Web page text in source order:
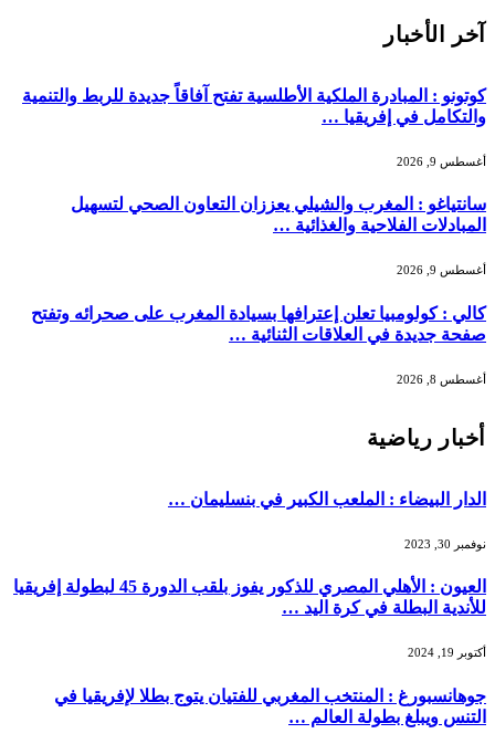
آخر الأخبار
كوتونو : المبادرة الملكية الأطلسية تفتح آفاقاً جديدة للربط والتنمية
والتكامل في إفريقيا …
أغسطس 9, 2026
سانتياغو : المغرب والشيلي يعززان التعاون الصحي لتسهيل
المبادلات الفلاحية والغذائية …
أغسطس 9, 2026
كالي : كولومبيا تعلن إعترافها بسيادة المغرب على صحرائه وتفتح
صفحة جديدة في العلاقات الثنائية …
أغسطس 8, 2026
أخبار رياضية
الدار البيضاء : الملعب الكبير في بنسليمان …
نوفمبر 30, 2023
العيون : الأهلي المصري للذكور يفوز بلقب الدورة 45 لبطولة إفريقيا
للأندية البطلة في كرة اليد …
أكتوبر 19, 2024
جوهانسبورغ : المنتخب المغربي للفتيان يتوج بطلا لإفريقيا في
التنس ويبلغ بطولة العالم …